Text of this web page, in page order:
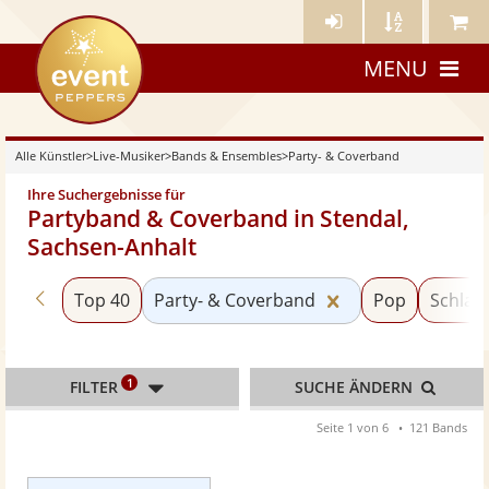
Künstler- Künstler Meine
eventpeppers
MENU
Alle Künstler>Live-Musiker>Bands & Ensembles>Party- & Coverband
Ihre Suchergebnisse für
Partyband & Coverband in Stendal,
Sachsen-Anhalt
Zurück zu «Bands & Ensembles»
Top 40 Party- & Coverband Kategorie
Pop
FILTER 1 SUCHE ÄNDERN
Seite 1 von 6 121 Bands